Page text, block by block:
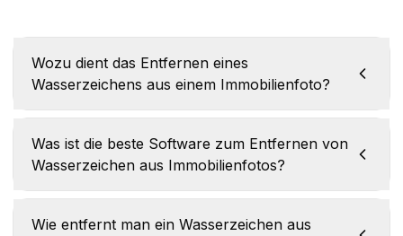
Wozu dient das Entfernen eines
Wasserzeichens aus einem Immobilienfoto?
Was ist die beste Software zum Entfernen von
Wasserzeichen aus Immobilienfotos?
Wie entfernt man ein Wasserzeichen aus